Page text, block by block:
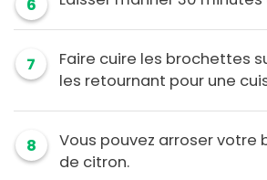
6
7
Faire cuire les brochettes
les retournant pour une
8
Vous pouvez arroser votre
de citron.